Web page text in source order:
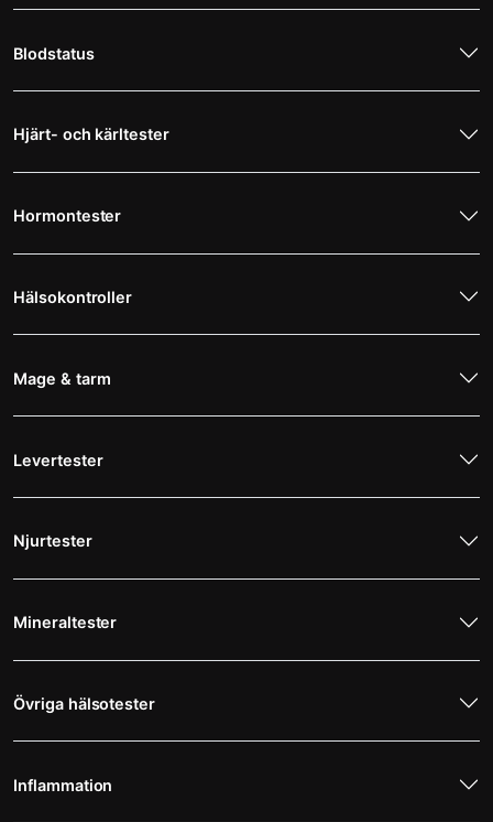
Blodstatus
Hjärt- och kärltester
Hormontester
Hälsokontroller
Mage & tarm
Levertester
Njurtester
Mineraltester
Övriga hälsotester
Inflammation